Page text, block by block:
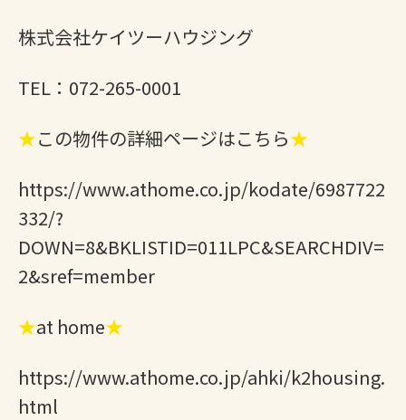
株式会社ケイツーハウジング
TEL：072-265-0001
★この物件の詳細ページはこちら★
https://www.athome.co.jp/kodate/6987722
332/?
DOWN=8&BKLISTID=011LPC&SEARCHDIV=
2&sref=member
★at home★
https://www.athome.co.jp/ahki/k2housing.
html